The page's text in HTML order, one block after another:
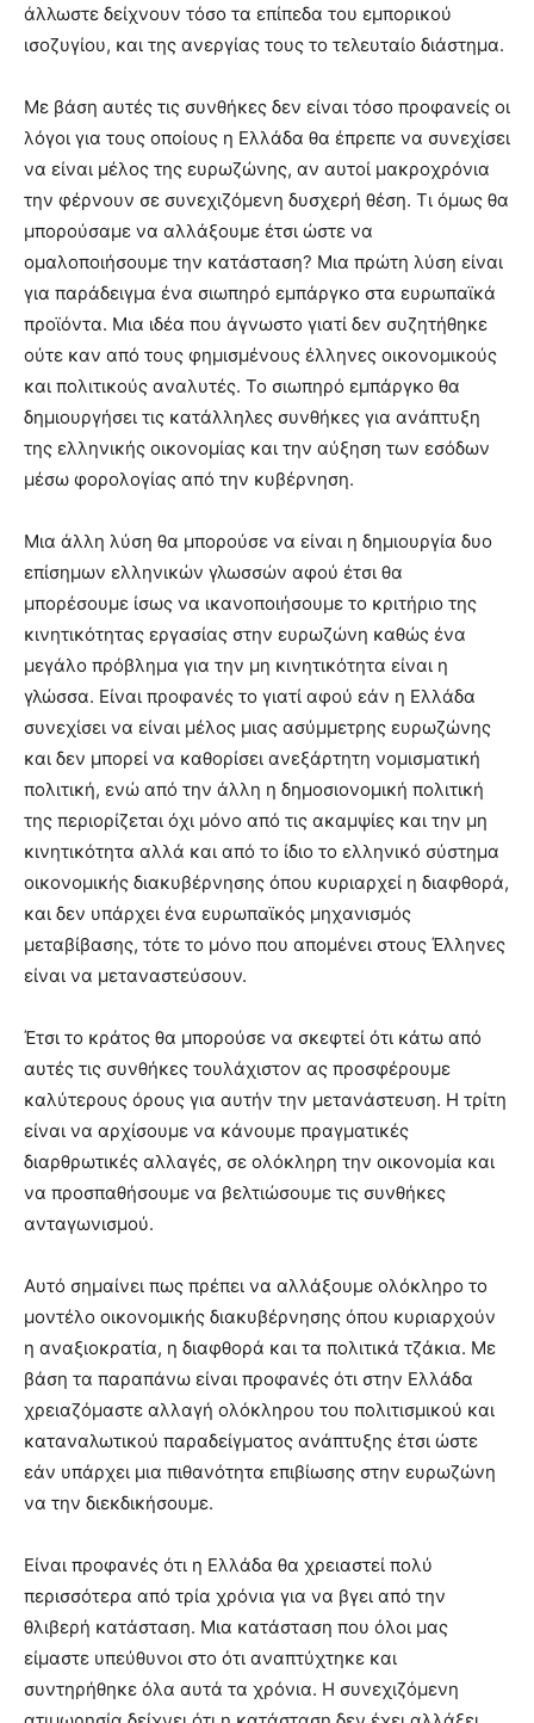
άλλωστε δείχνουν τόσο τα επίπεδα του εμπορικού
ισοζυγίου, και της ανεργίας τους το τελευταίο διάστημα.
Με βάση αυτές τις συνθήκες δεν είναι τόσο προφανείς οι
λόγοι για τους οποίους η Ελλάδα θα έπρεπε να συνεχίσει
να είναι μέλος της ευρωζώνης, αν αυτοί μακροχρόνια
την φέρνουν σε συνεχιζόμενη δυσχερή θέση. Τι όμως θα
μπορούσαμε να αλλάξουμε έτσι ώστε να
ομαλοποιήσουμε την κατάσταση? Μια πρώτη λύση είναι
για παράδειγμα ένα σιωπηρό εμπάργκο στα ευρωπαϊκά
προϊόντα. Μια ιδέα που άγνωστο γιατί δεν συζητήθηκε
ούτε καν από τους φημισμένους έλληνες οικονομικούς
και πολιτικούς αναλυτές. Το σιωπηρό εμπάργκο θα
δημιουργήσει τις κατάλληλες συνθήκες για ανάπτυξη
της ελληνικής οικονομίας και την αύξηση των εσόδων
μέσω φορολογίας από την κυβέρνηση.
Μια άλλη λύση θα μπορούσε να είναι η δημιουργία δυο
επίσημων ελληνικών γλωσσών αφού έτσι θα
μπορέσουμε ίσως να ικανοποιήσουμε το κριτήριο της
κινητικότητας εργασίας στην ευρωζώνη καθώς ένα
μεγάλο πρόβλημα για την μη κινητικότητα είναι η
γλώσσα. Είναι προφανές το γιατί αφού εάν η Ελλάδα
συνεχίσει να είναι μέλος μιας ασύμμετρης ευρωζώνης
και δεν μπορεί να καθορίσει ανεξάρτητη νομισματική
πολιτική, ενώ από την άλλη η δημοσιονομική πολιτική
της περιορίζεται όχι μόνο από τις ακαμψίες και την μη
κινητικότητα αλλά και από το ίδιο το ελληνικό σύστημα
οικονομικής διακυβέρνησης όπου κυριαρχεί η διαφθορά,
και δεν υπάρχει ένα ευρωπαϊκός μηχανισμός
μεταβίβασης, τότε το μόνο που απομένει στους Έλληνες
είναι να μεταναστεύσουν.
Έτσι το κράτος θα μπορούσε να σκεφτεί ότι κάτω από
αυτές τις συνθήκες τουλάχιστον ας προσφέρουμε
καλύτερους όρους για αυτήν την μετανάστευση. Η τρίτη
είναι να αρχίσουμε να κάνουμε πραγματικές
διαρθρωτικές αλλαγές, σε ολόκληρη την οικονομία και
να προσπαθήσουμε να βελτιώσουμε τις συνθήκες
ανταγωνισμού.
Αυτό σημαίνει πως πρέπει να αλλάξουμε ολόκληρο το
μοντέλο οικονομικής διακυβέρνησης όπου κυριαρχούν
η αναξιοκρατία, η διαφθορά και τα πολιτικά τζάκια. Με
βάση τα παραπάνω είναι προφανές ότι στην Ελλάδα
χρειαζόμαστε αλλαγή ολόκληρου του πολιτισμικού και
καταναλωτικού παραδείγματος ανάπτυξης έτσι ώστε
εάν υπάρχει μια πιθανότητα επιβίωσης στην ευρωζώνη
να την διεκδικήσουμε.
Είναι προφανές ότι η Ελλάδα θα χρειαστεί πολύ
περισσότερα από τρία χρόνια για να βγει από την
θλιβερή κατάσταση. Μια κατάσταση που όλοι μας
είμαστε υπεύθυνοι στο ότι αναπτύχτηκε και
συντηρήθηκε όλα αυτά τα χρόνια. Η συνεχιζόμενη